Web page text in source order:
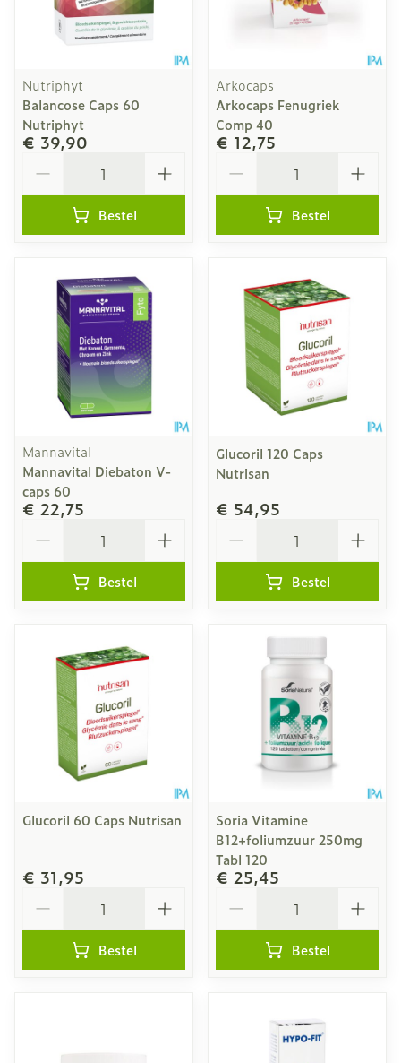
Nutriphyt
Balancose Caps 60
Nutriphyt
€ 39,90
Bestel
Arkocaps
Arkocaps Fenugriek
Comp 40
€ 12,75
Bestel
Mannavital
Mannavital Diebaton V-
caps 60
€ 22,75
Bestel
Glucoril 120 Caps
Nutrisan
€ 54,95
Bestel
Glucoril 60 Caps Nutrisan
€ 31,95
Bestel
Soria Vitamine
B12+foliumzuur 250mg
Tabl 120
€ 25,45
Bestel